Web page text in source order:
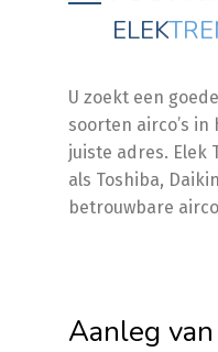
ELEK
U zoekt een
soorten airco’s
juiste adres. Elek
als Toshiba,
betrouwbare
Aanleg